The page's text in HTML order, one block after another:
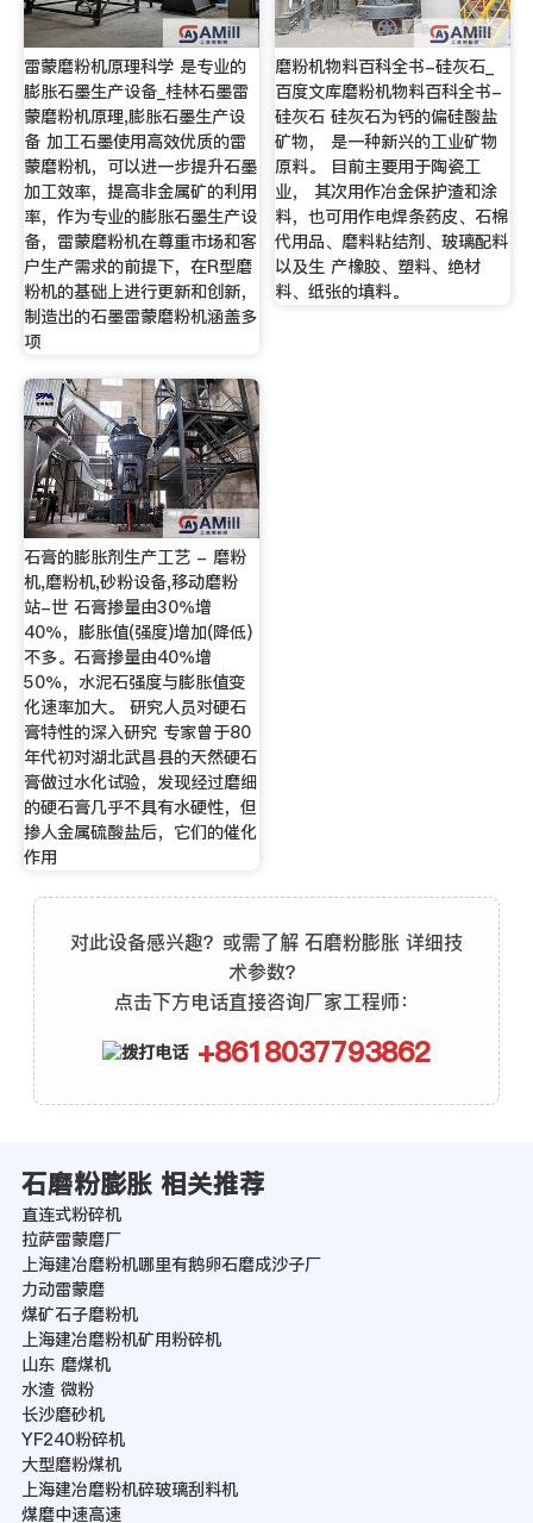
雷蒙磨粉机原理科学 是专业的
膨胀石墨生产设备_桂林石墨雷
蒙磨粉机原理,膨胀石墨生产设
备 加工石墨使用高效优质的雷
蒙磨粉机，可以进一步提升石墨
加工效率，提高非金属矿的利用
率，作为专业的膨胀石墨生产设
备，雷蒙磨粉机在尊重市场和客
户生产需求的前提下，在R型磨
粉机的基础上进行更新和创新，
制造出的石墨雷蒙磨粉机涵盖多
项
磨粉机物料百科全书-硅灰石_
百度文库磨粉机物料百科全书-
硅灰石 硅灰石为钙的偏硅酸盐
矿物， 是一种新兴的工业矿物
原料。 目前主要用于陶瓷工
业， 其次用作冶金保护渣和涂
料，也可用作电焊条药皮、石棉
代用品、磨料粘结剂、玻璃配料
以及生 产橡胶、塑料、绝材
料、纸张的填料。
石膏的膨胀剂生产工艺 - 磨粉
机,磨粉机,砂粉设备,移动磨粉
站-世 石膏掺量由30％增
40％，膨胀值(强度)增加(降低)
不多。石膏掺量由40％增
50％，水泥石强度与膨胀值变
化速率加大。 研究人员对硬石
膏特性的深入研究 专家曾于80
年代初对湖北武昌县的天然硬石
膏做过水化试验，发现经过磨细
的硬石膏几乎不具有水硬性，但
掺人金属硫酸盐后，它们的催化
作用
对此设备感兴趣？或需了解 石磨粉膨胀 详细技
术参数？
点击下方电话直接咨询厂家工程师：
+8618037793862
石磨粉膨胀 相关推荐
直连式粉碎机
拉萨雷蒙磨厂
上海建冶磨粉机哪里有鹅卵石磨成沙子厂
力动雷蒙磨
煤矿石子磨粉机
上海建冶磨粉机矿用粉碎机
山东 磨煤机
水渣 微粉
长沙磨砂机
YF240粉碎机
大型磨粉煤机
上海建冶磨粉机碎玻璃刮料机
煤磨中速高速